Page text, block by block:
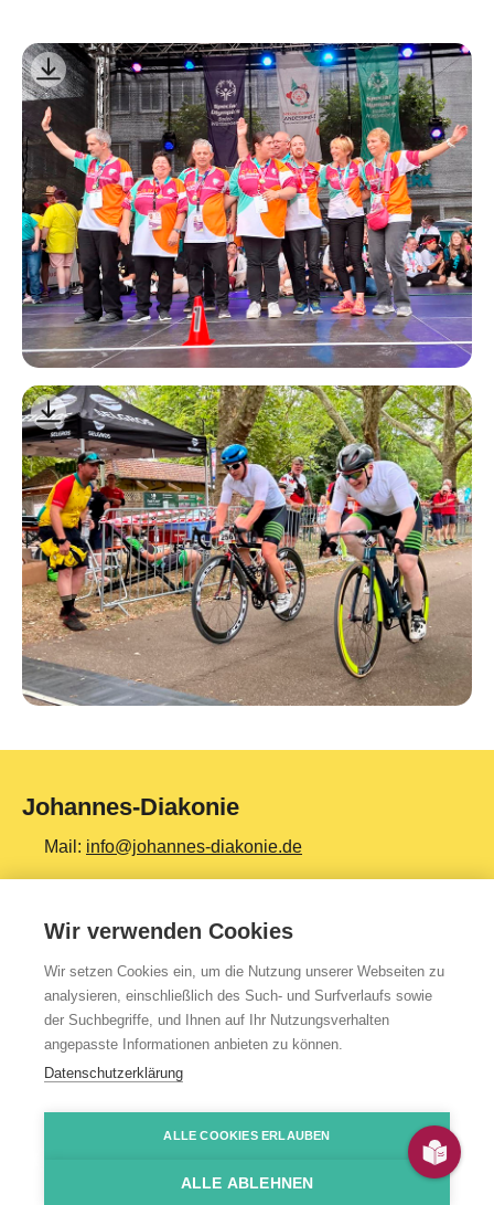
Johannes-Diakonie
Mail: info@johannes-diakonie.de
Tel:06261 - 88-0
Top Themen
Teilhabe & Assistenz
Altenpflege
Bildung & Ausbildung
Datenschutzerklärung
HinSchG-/LkSG-Hinweis JoDi Shop
Wir verwenden Cookies
Wir setzen Cookies ein, um die Nutzung unserer Webseiten zu
analysieren, einschließlich des Such- und Surfverlaufs sowie
der Suchbegriffe, und Ihnen auf Ihr Nutzungsverhalten
angepasste Informationen anbieten zu können.
Datenschutzerklärung
ALLE COOKIES ERLAUBEN
ALLE ABLEHNEN